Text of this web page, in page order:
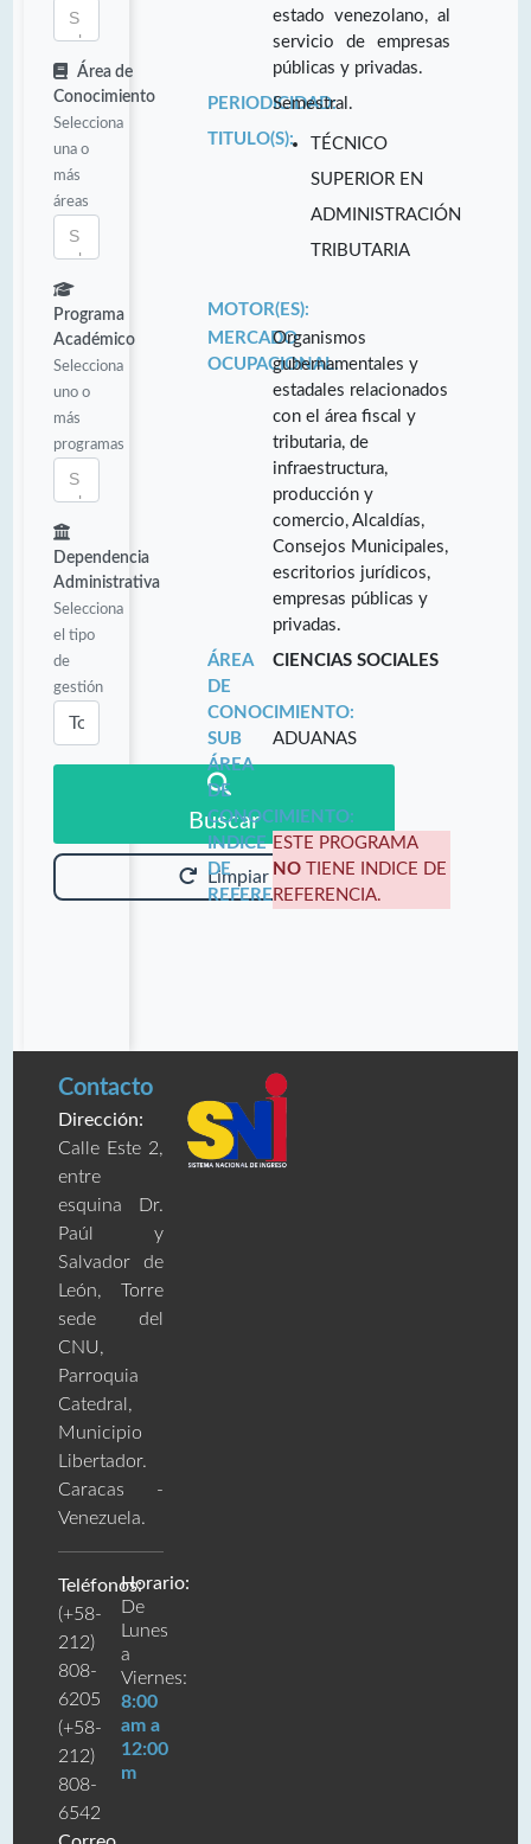
Área de
Conocimiento
Selecciona
una o
más
áreas
Programa
Académico
Selecciona
uno o
más
programas
Dependencia
Administrativa
Selecciona
el tipo
de
gestión
Buscar
Limpiar
estado venezolano, al
servicio de empresas
públicas y privadas.
PERIODICIDAD:
Semestral.
TITULO(S):
TÉCNICO
SUPERIOR EN
ADMINISTRACIÓN
TRIBUTARIA
MOTOR(ES):
MERCADO
OCUPACIONAL:
Organismos
gubernamentales y
estadales relacionados
con el área fiscal y
tributaria, de
infraestructura,
producción y
comercio, Alcaldías,
Consejos Municipales,
escritorios jurídicos,
empresas públicas y
privadas.
ÁREA
DE
CONOCIMIENTO:
CIENCIAS SOCIALES
SUB
ÁREA
DE
CONOCIMIENTO:
ADUANAS
INDICE
DE
REFERENCIA:
ESTE PROGRAMA
NO TIENE INDICE DE
REFERENCIA.
Contacto
Dirección:
Calle Este 2,
entre
esquina Dr.
Paúl y
Salvador de
León, Torre
sede del
CNU,
Parroquia
Catedral,
Municipio
Libertador.
Caracas -
Venezuela.
Teléfonos:
(+58-
212)
808-
6205
(+58-
212)
808-
6542
Horario:
De
Lunes
a
Viernes:
8:00
am a
12:00
m